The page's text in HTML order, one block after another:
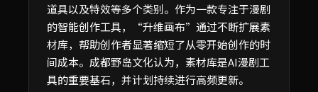
道具以及特效等多个类别。作为一款专注于漫剧
的智能创作工具，“升维画布”通过不断扩展素
材库，帮助创作者显著缩短了从零开始创作的时
间成本。成都野岛文化认为，素材库是AI漫剧工
具的重要基石，并计划持续进行高频更新。